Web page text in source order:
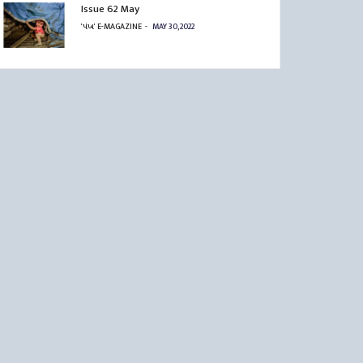
Issue 62 May
'પંખ' E-MAGAZINE MAY 30, 2022